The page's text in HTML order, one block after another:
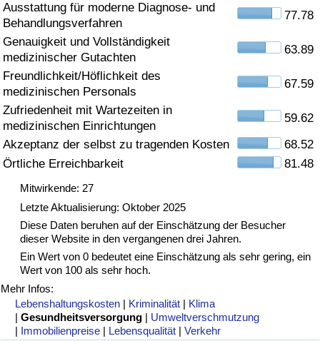
Ausstattung für moderne Diagnose- und
Behandlungsverfahren
77.78
Genauigkeit und Vollständigkeit
medizinischer Gutachten
63.89
Freundlichkeit/Höflichkeit des
medizinischen Personals
67.59
Zufriedenheit mit Wartezeiten in
medizinischen Einrichtungen
59.62
Akzeptanz der selbst zu tragenden Kosten
68.52
Örtliche Erreichbarkeit
81.48
Mitwirkende: 27
Letzte Aktualisierung: Oktober 2025
Diese Daten beruhen auf der Einschätzung der Besucher
dieser Website in den vergangenen drei Jahren.
Ein Wert von 0 bedeutet eine Einschätzung als sehr gering, ein
Wert von 100 als sehr hoch.
Mehr Infos:
Lebenshaltungskosten | Kriminalität | Klima
|Gesundheitsversorgung | Umweltverschmutzung
| Immobilienpreise | Lebensqualität |Verkehr
Kriminalitätsindex nach Land
Gesundheitsversorgung
Gesundheitsversorgungs-Index (aktuell)
Gesundheitsversorgungs-Index
Gesundheitsversorgungs-Index nach Land
Umweltverschmutzung
Umweltverschmutzungs-Index (aktuell)
Verschmutzungsindex
Umweltverschmutzungs-Index nach Land
Verkehr